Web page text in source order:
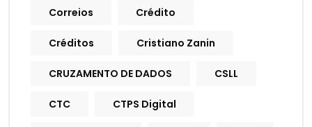
Correios Crédito
Créditos Cristiano Zanin
CRUZAMENTO DE DADOS CSLL
CTC CTPS Digital